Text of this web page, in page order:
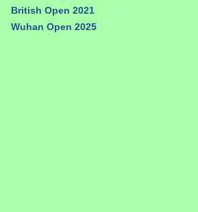
British Open 2021
Wuhan Open 2025